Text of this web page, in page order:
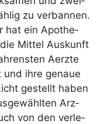
zu ver­ban­nen.
hat ein Apo­the­
Mit­tel Aus­kunft
Aerz­te
ihre genaue
gestellt haben
Arz­
von den ver­le­